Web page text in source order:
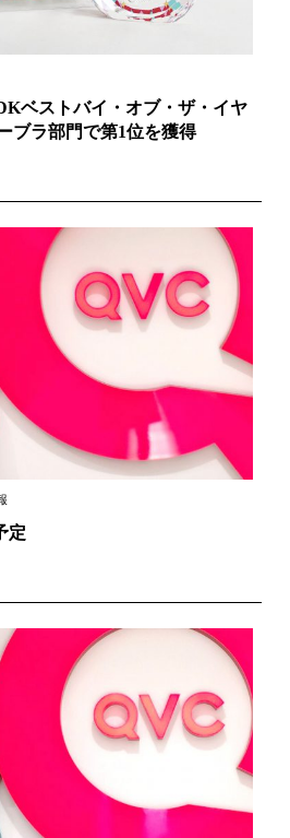
ベストバイ・オブ・ザ・イヤ
ブラ部門で第1位を獲得
定